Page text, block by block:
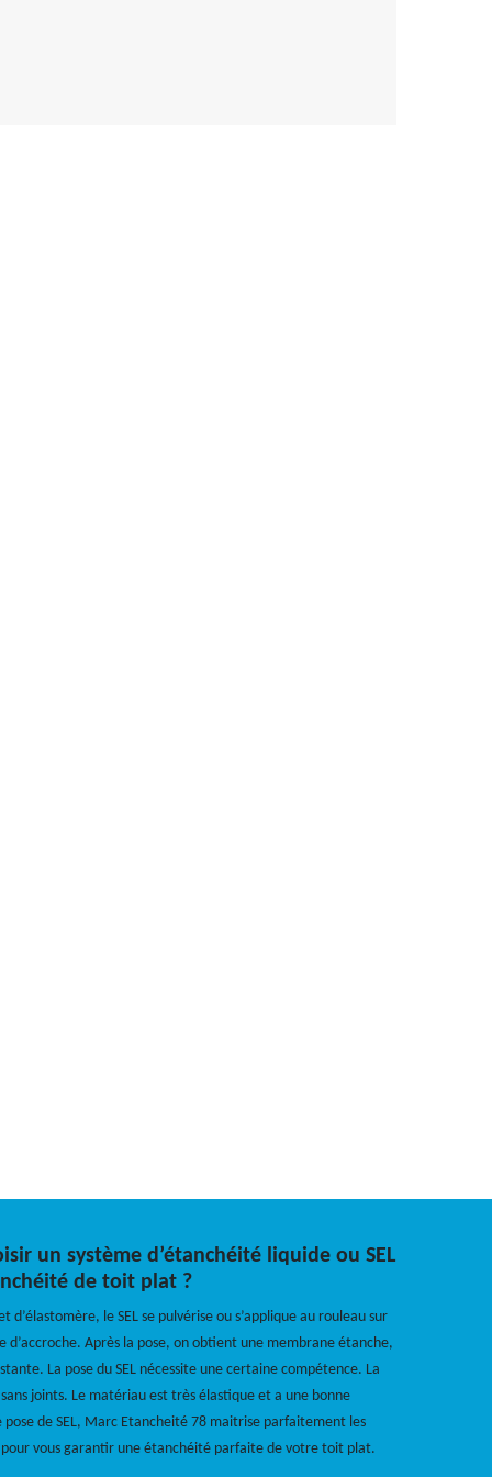
un système d’étanchéité liquide ou SEL
de toit plat ?
d’élastomère, le SEL se pulvérise ou s’applique au rouleau sur
d’accroche. Après la pose, on obtient une membrane étanche,
La pose du SEL nécessite une certaine compétence. La
joints. Le matériau est très élastique et a une bonne
de SEL, Marc Etancheité 78 maitrise parfaitement les
pour vous garantir une étanchéité parfaite de votre toit plat.